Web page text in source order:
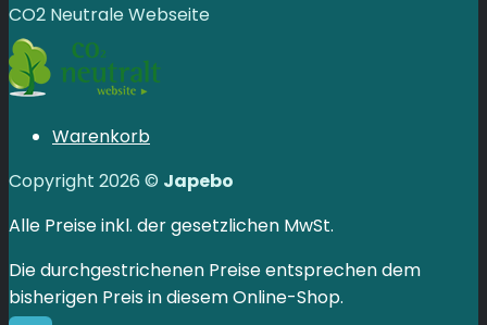
CO2 Neutrale Webseite
Warenkorb
Copyright 2026 © Japebo
Alle Preise inkl. der gesetzlichen MwSt.
Die durchgestrichenen Preise entsprechen dem
bisherigen Preis in diesem Online-Shop.